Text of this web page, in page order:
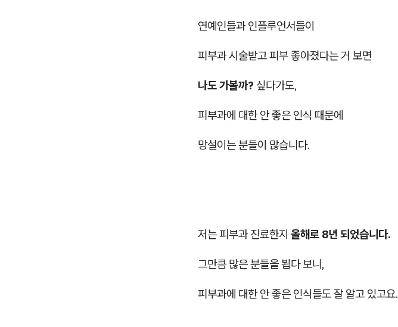
연예인들과 인플루언서들이
피부과 시술받고 피부 좋아졌다는 거 보면
나도 가볼까? 싶다가도,
피부과에 대한 안 좋은 인식 때문에
망설이는 분들이 많습니다.
저는 피부과 진료한지 올해로 8년 되었습니다.
그만큼 많은 분들을 뵙다 보니,
피부과에 대한 안 좋은 인식들도 잘 알고 있고요.